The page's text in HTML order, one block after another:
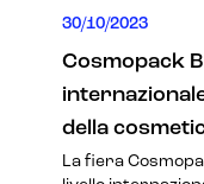
30/10/2023
Cosmopack
della
La fiera